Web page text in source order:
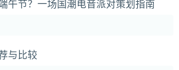
午节？一场国潮电音派对策划指南
与比较